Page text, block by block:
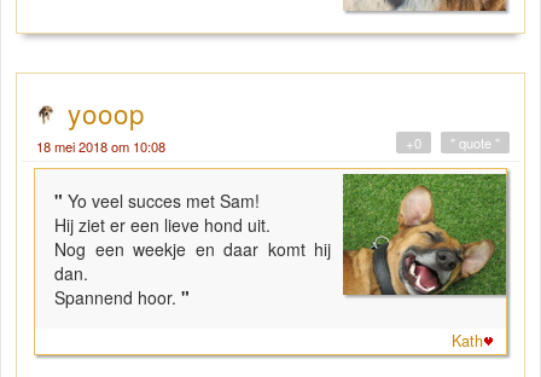
yooop
18 mei 2018 om 10:08 " quote "
+0
" Yo veel succes met Sam!
Hij ziet er een lieve hond uit.
Nog een weekje en daar komt hij
dan.
Spannend hoor. "
Kath